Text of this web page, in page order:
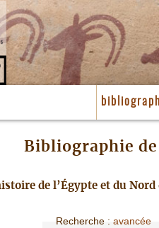
Bibliographie de
de l’Égypte et du Nord
Recherche :avancée